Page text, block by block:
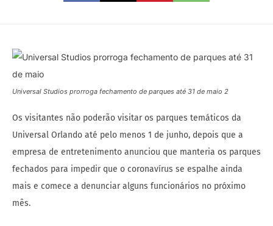
Universal Studios prorroga fechamento de parques até 31 de maio 2
Os visitantes não poderão visitar os parques temáticos da
Universal Orlando até pelo menos 1 de junho, depois que a
empresa de entretenimento anunciou que manteria os parques
fechados para impedir que o coronavírus se espalhe ainda
mais e comece a denunciar alguns funcionários no próximo
mês.